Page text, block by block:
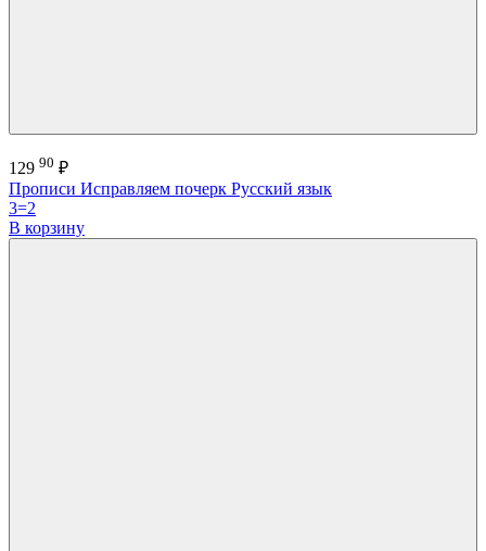
129 90 ₽
Прописи Исправляем почерк Русский язык
3=2
В корзину